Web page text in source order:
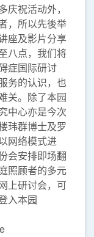
祝活动外，
，所以先後举
座及影片分享
八点，我们将
症国际研讨
务的认识，也
关。除了本园
中心亦是今次
玮群博士及罗
网络模式进
会安排即场翻
照顾者的多元
上研讨会，可
入本园